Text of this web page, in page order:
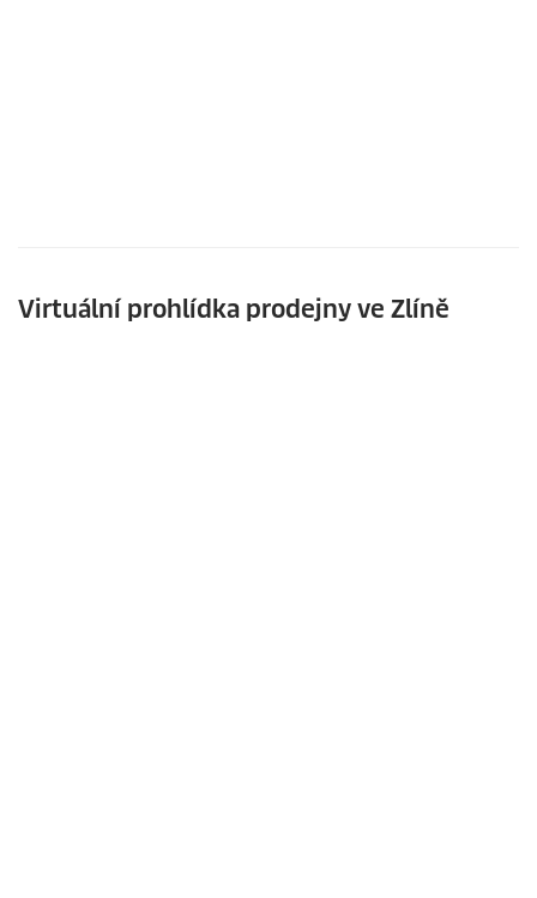
Virtuální prohlídka prodejny ve Zlíně